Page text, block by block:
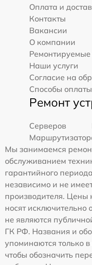
Оплата и
Контакты
Вакансии
О компании
Наши услуги
Согласие на
Способы оплаты
Ремонт
Серверов
Мы занимаемся
обслуживанием
гарантийного
независимо и не
производителя. Цены
носят исключительно
не являются
ГК РФ. Названия и
упоминаются только
чтобы обозначить